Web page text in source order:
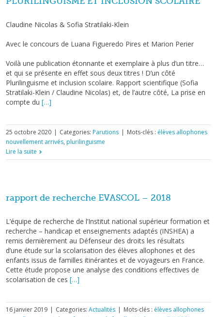
Claudine Nicolas & Sofia Stratilaki-Klein
Avec le concours de Luana Figueredo Pires et Marion Perier
Voilà une publication étonnante et exemplaire à plus d’un titre…
et qui se présente en effet sous deux titres ! D’un côté
Plurilinguisme et inclusion scolaire. Rapport scientifique (Sofia
Stratilaki-Klein / Claudine Nicolas) et, de l’autre côté, La prise en
compte du […]
25 octobre 2020 | Categories: Parutions | Mots-clés : élèves allophones
nouvellement arrivés, plurilinguisme
Lire la suite
rapport de recherche EVASCOL – 2018
L’équipe de recherche de l’Institut national supérieur formation et
recherche – handicap et enseignements adaptés (INSHEA) a
remis dernièrement au Défenseur des droits les résultats
d’une étude sur la scolarisation des élèves allophones et des
enfants issus de familles itinérantes et de voyageurs en France.
Cette étude propose une analyse des conditions effectives de
scolarisation de ces […]
16 janvier 2019 | Categories: Actualités | Mots-clés : élèves allophones